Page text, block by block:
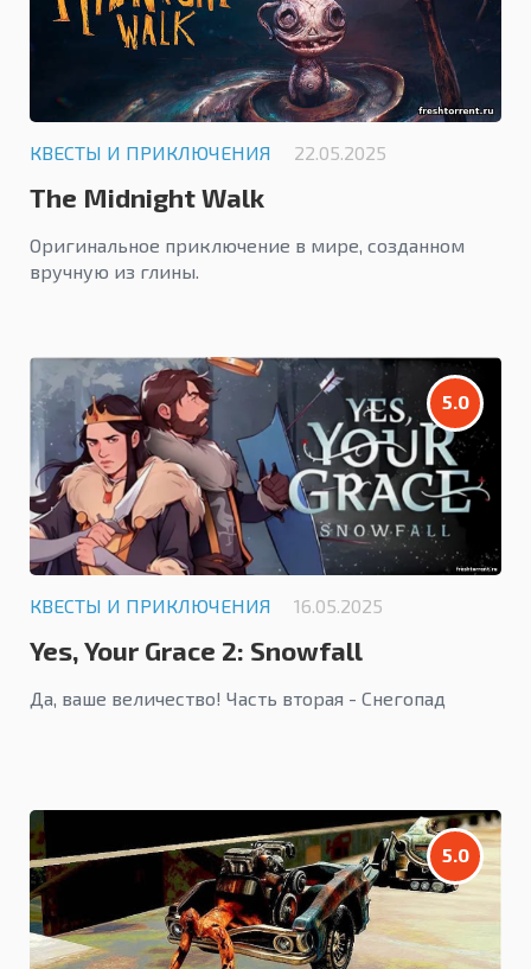
КВЕСТЫ И ПРИКЛЮЧЕНИЯ 22.05.2025
The Midnight Walk
Оригинальное приключение в мире, созданном
вручную из глины.
5.0
КВЕСТЫ И ПРИКЛЮЧЕНИЯ 16.05.2025
Yes, Your Grace 2: Snowfall
Да, ваше величество! Часть вторая - Снегопад
5.0